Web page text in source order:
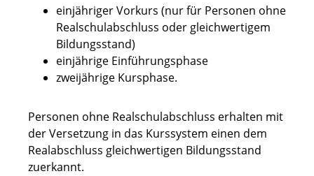
einjähriger Vorkurs (nur für Personen ohne
Realschulabschluss oder gleichwertigem
Bildungsstand)
einjährige Einführungsphase
zweijährige Kursphase.
Personen ohne Realschulabschluss erhalten mit
der Versetzung in das Kurssystem einen dem
Realabschluss gleichwertigen Bildungsstand
zuerkannt.